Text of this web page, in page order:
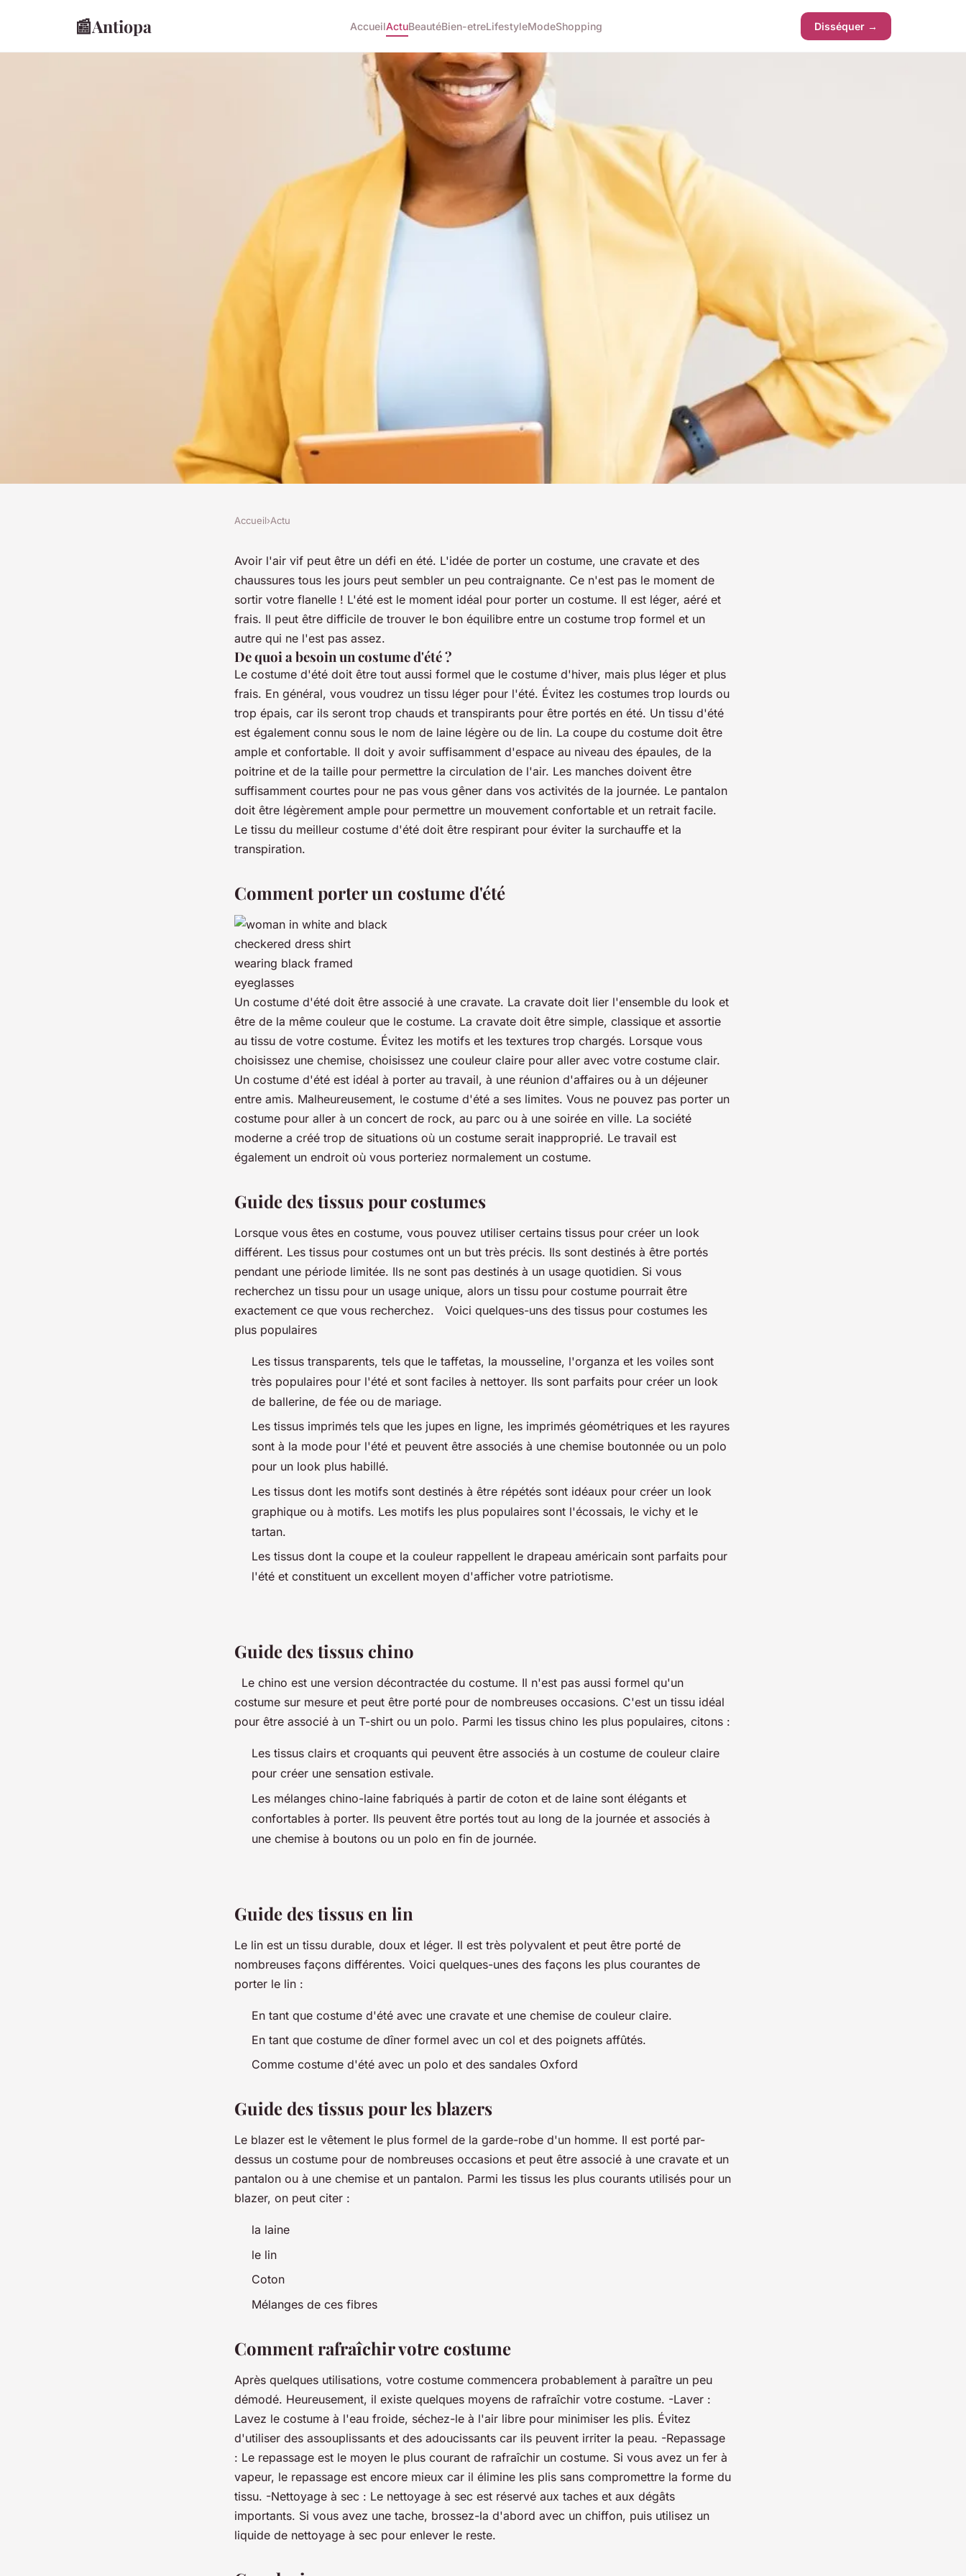
📰Antiopa AccueilActuBeautéBien-etreLifestyleModeShopping Disséquer →
Quel tissu pour un costume d'été ?
Accueil›Actu
Avoir l'air vif peut être un défi en été. L'idée de porter un costume, une cravate et des
chaussures tous les jours peut sembler un peu contraignante. Ce n'est pas le moment de
sortir votre flanelle ! L'été est le moment idéal pour porter un costume. Il est léger, aéré et
frais. Il peut être difficile de trouver le bon équilibre entre un costume trop formel et un
autre qui ne l'est pas assez.
De quoi a besoin un costume d'été ?
Le costume d'été doit être tout aussi formel que le costume d'hiver, mais plus léger et plus
frais. En général, vous voudrez un tissu léger pour l'été. Évitez les costumes trop lourds ou
trop épais, car ils seront trop chauds et transpirants pour être portés en été. Un tissu d'été
est également connu sous le nom de laine légère ou de lin. La coupe du costume doit être
ample et confortable. Il doit y avoir suffisamment d'espace au niveau des épaules, de la
poitrine et de la taille pour permettre la circulation de l'air. Les manches doivent être
suffisamment courtes pour ne pas vous gêner dans vos activités de la journée. Le pantalon
doit être légèrement ample pour permettre un mouvement confortable et un retrait facile.
Le tissu du meilleur costume d'été doit être respirant pour éviter la surchauffe et la
transpiration.
Comment porter un costume d'été
Un costume d'été doit être associé à une cravate. La cravate doit lier l'ensemble du look et
être de la même couleur que le costume. La cravate doit être simple, classique et assortie
au tissu de votre costume. Évitez les motifs et les textures trop chargés. Lorsque vous
choisissez une chemise, choisissez une couleur claire pour aller avec votre costume clair.
Un costume d'été est idéal à porter au travail, à une réunion d'affaires ou à un déjeuner
entre amis. Malheureusement, le costume d'été a ses limites. Vous ne pouvez pas porter un
costume pour aller à un concert de rock, au parc ou à une soirée en ville. La société
moderne a créé trop de situations où un costume serait inapproprié. Le travail est
également un endroit où vous porteriez normalement un costume.
Guide des tissus pour costumes
Lorsque vous êtes en costume, vous pouvez utiliser certains tissus pour créer un look
différent. Les tissus pour costumes ont un but très précis. Ils sont destinés à être portés
pendant une période limitée. Ils ne sont pas destinés à un usage quotidien. Si vous
recherchez un tissu pour un usage unique, alors un tissu pour costume pourrait être
exactement ce que vous recherchez. Voici quelques-uns des tissus pour costumes les
plus populaires
Les tissus transparents, tels que le taffetas, la mousseline, l'organza et les voiles sont
très populaires pour l'été et sont faciles à nettoyer. Ils sont parfaits pour créer un look
de ballerine, de fée ou de mariage.
Les tissus imprimés tels que les jupes en ligne, les imprimés géométriques et les rayures
sont à la mode pour l'été et peuvent être associés à une chemise boutonnée ou un polo
pour un look plus habillé.
Les tissus dont les motifs sont destinés à être répétés sont idéaux pour créer un look
graphique ou à motifs. Les motifs les plus populaires sont l'écossais, le vichy et le
tartan.
Les tissus dont la coupe et la couleur rappellent le drapeau américain sont parfaits pour
l'été et constituent un excellent moyen d'afficher votre patriotisme.
Guide des tissus chino
Le chino est une version décontractée du costume. Il n'est pas aussi formel qu'un
costume sur mesure et peut être porté pour de nombreuses occasions. C'est un tissu idéal
pour être associé à un T-shirt ou un polo. Parmi les tissus chino les plus populaires, citons :
Les tissus clairs et croquants qui peuvent être associés à un costume de couleur claire
pour créer une sensation estivale.
Les mélanges chino-laine fabriqués à partir de coton et de laine sont élégants et
confortables à porter. Ils peuvent être portés tout au long de la journée et associés à
une chemise à boutons ou un polo en fin de journée.
Guide des tissus en lin
Le lin est un tissu durable, doux et léger. Il est très polyvalent et peut être porté de
nombreuses façons différentes. Voici quelques-unes des façons les plus courantes de
porter le lin :
En tant que costume d'été avec une cravate et une chemise de couleur claire.
En tant que costume de dîner formel avec un col et des poignets affûtés.
Comme costume d'été avec un polo et des sandales Oxford
Guide des tissus pour les blazers
Le blazer est le vêtement le plus formel de la garde-robe d'un homme. Il est porté par-
dessus un costume pour de nombreuses occasions et peut être associé à une cravate et un
pantalon ou à une chemise et un pantalon. Parmi les tissus les plus courants utilisés pour un
blazer, on peut citer :
la laine
le lin
Coton
Mélanges de ces fibres
Comment rafraîchir votre costume
Après quelques utilisations, votre costume commencera probablement à paraître un peu
démodé. Heureusement, il existe quelques moyens de rafraîchir votre costume. -Laver :
Lavez le costume à l'eau froide, séchez-le à l'air libre pour minimiser les plis. Évitez
d'utiliser des assouplissants et des adoucissants car ils peuvent irriter la peau. -Repassage
: Le repassage est le moyen le plus courant de rafraîchir un costume. Si vous avez un fer à
vapeur, le repassage est encore mieux car il élimine les plis sans compromettre la forme du
tissu. -Nettoyage à sec : Le nettoyage à sec est réservé aux taches et aux dégâts
importants. Si vous avez une tache, brossez-la d'abord avec un chiffon, puis utilisez un
liquide de nettoyage à sec pour enlever le reste.